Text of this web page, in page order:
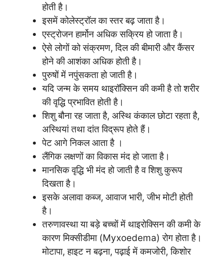
होती है।
इसमें कोलेस्ट्रॉल का स्तर बढ़ जाता है।
एस्ट्रोजन हार्मोन अधिक सक्रिय हो जाता है।
ऐसे लोगों को संक्रमण, दिल की बीमारी और कैंसर
होने की आशंका अधिक होती है।
पुरुषों में नपुंसकता हो जाती है।
यदि जन्म के समय थाइरॉक्सिन की कमी है तो शरीर
की वृद्धि प्रभावित होती है।
शिशु बौना रह जाता है, अस्थि कंकाल छोटा रहता है,
अस्थियां तथा दांत विद्रूप होते हैं।
पेट आगे निकल आता है ।
लैंगिक लक्षणों का विकास मंद हो जाता है।
मानसिक वृद्धि भी मंद हो जाती है व शिशु कुरूप
दिखता है।
इसके अलावा कब्ज, आवाज भारी, जीभ मोटी होती
है।
तरुणावस्था या बड़े बच्चों में थाइरोक्सिन की कमी के
कारण मिक्सीडीमा (Myxoedema) रोग होता है।
मोटापा, हाइट न बढ़ना, पढ़ाई में कमजोरी, किशोर